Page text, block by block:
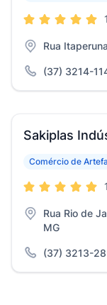
Rua
(37) 3214-
Sakiplas
Comércio de
Rua Rio de
MG
(37) 3213-